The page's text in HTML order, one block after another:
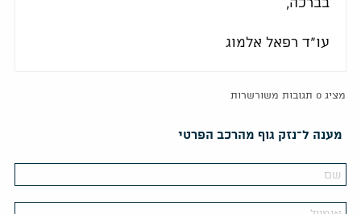
עו"ד רפאל אלמוג
מציג 0 תגובות משורשרות
מענה ל־נזק גוף מהרכב הפרטי